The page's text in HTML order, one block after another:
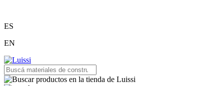
ES
EN